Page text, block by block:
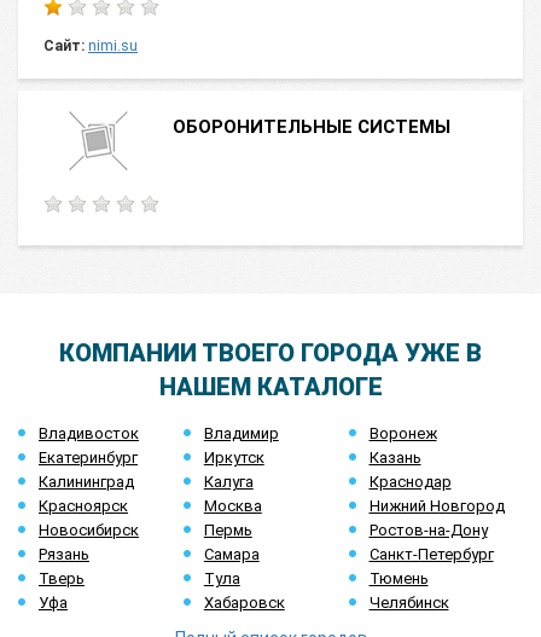
Сайт: nimi.su
ОБОРОНИТЕЛЬНЫЕ СИСТЕМЫ
КОМПАНИИ ТВОЕГО ГОРОДА УЖЕ В
НАШЕМ КАТАЛОГЕ
Владивосток Владимир
Воронеж
Екатеринбург
Иркутск
Казань
Калининград
Калуга
Краснодар
Красноярск
Москва
Нижний Новгород
Новосибирск
Пермь
Ростов-на-Дону
Рязань
Самара
Санкт-Петербург
Тверь
Тула
Тюмень
Уфа
Хабаровск Челябинск